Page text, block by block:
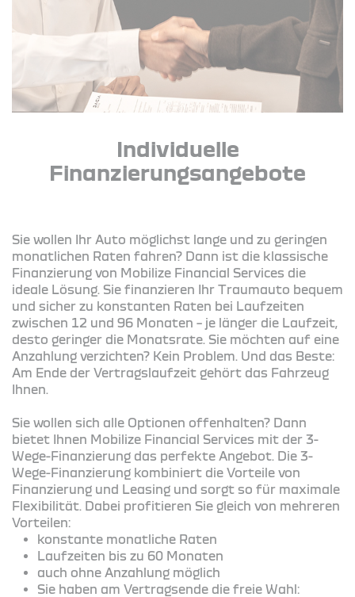
Individuelle
Finanzierungsangebote
Sie wollen Ihr Auto möglichst lange und zu geringen
monatlichen Raten fahren? Dann ist die klassische
Finanzierung von Mobilize Financial Services die
ideale Lösung. Sie finanzieren Ihr Traumauto bequem
und sicher zu konstanten Raten bei Laufzeiten
zwischen 12 und 96 Monaten – je länger die Laufzeit,
desto geringer die Monatsrate. Sie möchten auf eine
Anzahlung verzichten? Kein Problem. Und das Beste:
Am Ende der Vertragslaufzeit gehört das Fahrzeug
Ihnen.
Sie wollen sich alle Optionen offenhalten? Dann
bietet Ihnen Mobilize Financial Services mit der 3-
Wege-Finanzierung das perfekte Angebot. Die 3-
Wege-Finanzierung kombiniert die Vorteile von
Finanzierung und Leasing und sorgt so für maximale
Flexibilität. Dabei profitieren Sie gleich von mehreren
Vorteilen:
konstante monatliche Raten
Laufzeiten bis zu 60 Monaten
auch ohne Anzahlung möglich
Sie haben am Vertragsende die freie Wahl: